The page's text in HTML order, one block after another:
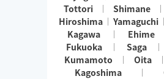
Tottori
Shimane
Hiroshima
Yamaguchi
Kagawa
Ehime
Fukuoka
Saga
Kumamoto
Oita
Kagoshima